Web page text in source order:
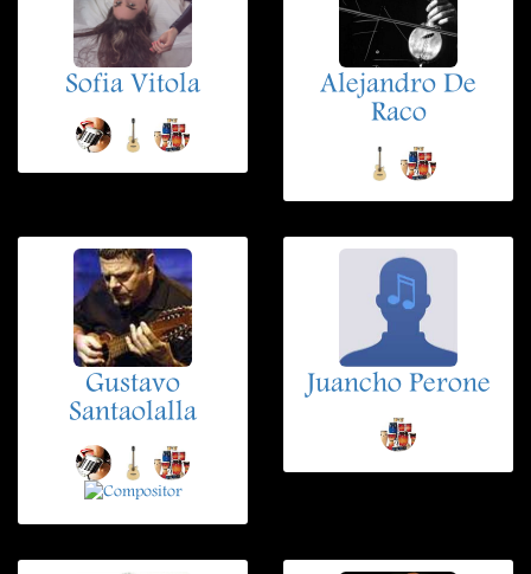
Sofia Vitola
Alejandro De
Raco
Gustavo
Santaolalla
Juancho Perone